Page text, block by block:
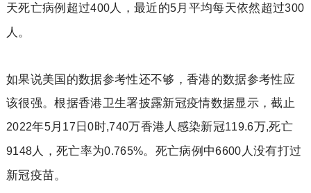
天死亡病例超过400人，最近的5月平均每天依然超过300
人。
如果说美国的数据参考性还不够，香港的数据参考性应
该很强。根据香港卫生署披露新冠疫情数据显示，截止
2022年5月 17 日0时,740万香港人感染新冠119.6万,死亡
9148人，死亡率为0.765%。死亡病例中6600 人没有打过
新冠疫苗。